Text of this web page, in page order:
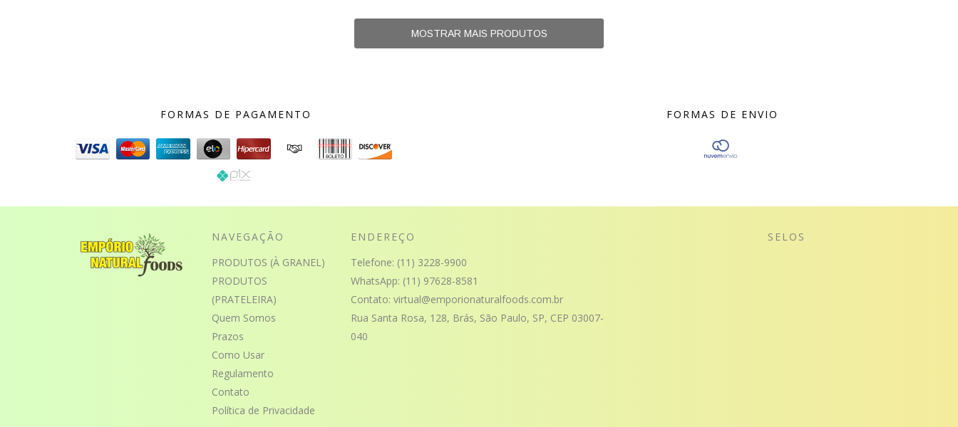
MOSTRAR MAIS PRODUTOS
FORMAS DE PAGAMENTO FORMAS DE ENVIO
NAVEGAÇÃO
PRODUTOS (À GRANEL)
PRODUTOS
(PRATELEIRA)
Quem Somos
Prazos
Como Usar
Regulamento
Contato
Política de Privacidade
ENDEREÇO
Telefone: (11) 3228-9900
WhatsApp: (11) 97628-8581
Contato: virtual@emporionaturalfoods.com.br
Rua Santa Rosa, 128, Brás, São Paulo, SP, CEP 03007-
040
SELOS